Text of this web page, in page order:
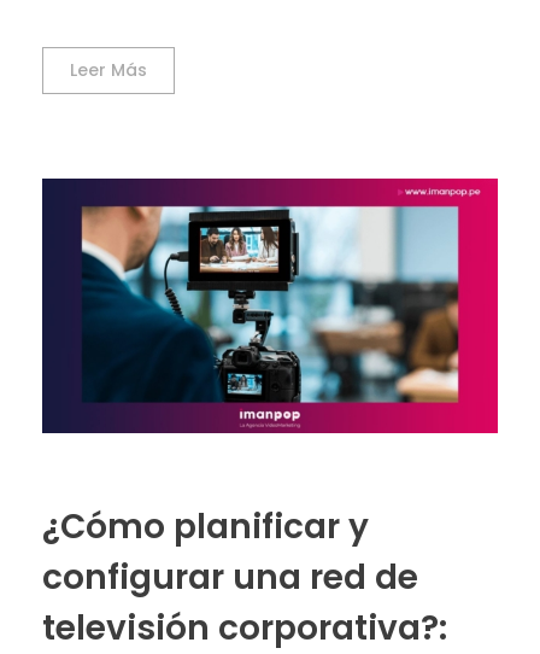
Leer Más
¿Cómo planificar y
configurar una red de
televisión corporativa?: